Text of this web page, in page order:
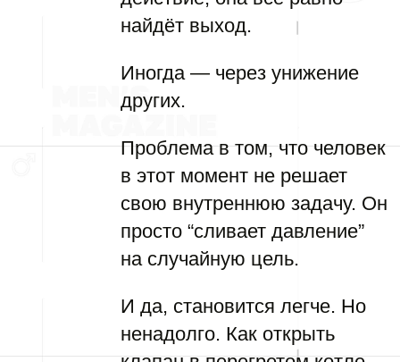
найдёт выход.
Иногда — через унижение
других.
Проблема в том, что человек
в этот момент не решает
свою внутреннюю задачу. Он
просто “сливает давление”
на случайную цель.
И да, становится легче. Но
ненадолго. Как открыть